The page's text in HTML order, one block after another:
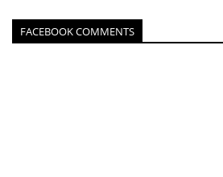
FACEBOOK COMMENTS